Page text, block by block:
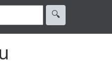
🔍︎